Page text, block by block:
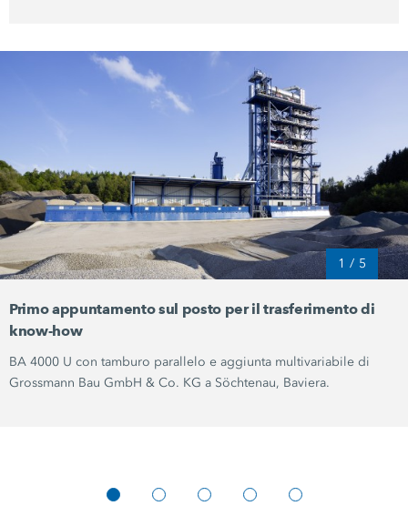
1 / 5
Primo appuntamento sul posto per il trasferimento di
know-how
BA 4000 U con tamburo parallelo e aggiunta multivariabile di
Grossmann Bau GmbH & Co. KG a Söchtenau, Baviera.